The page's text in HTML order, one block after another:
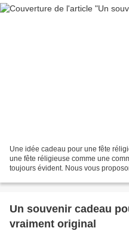
Une idée cadeau pour une fête
une fête réligieuse comme une
toujours évident. Nous vous
Un souvenir cadeau
vraiment original